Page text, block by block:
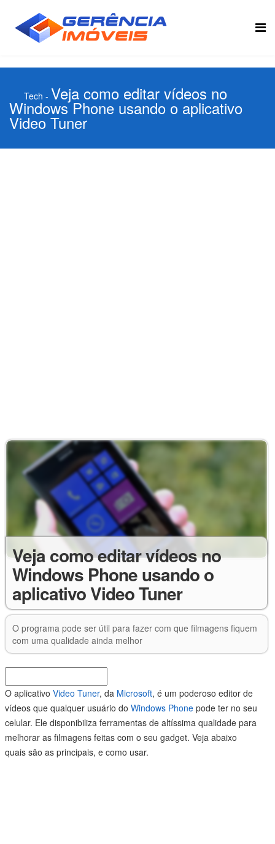
Tech - Veja como editar vídeos no
Windows Phone usando o aplicativo
Video Tuner
Veja como editar vídeos no
Windows Phone usando o
aplicativo Video Tuner
O programa pode ser útil para fazer com que filmagens fiquem
com uma qualidade ainda melhor
O aplicativo Video Tuner, da Microsoft, é um poderoso editor de
vídeos que qualquer usuário do Windows Phone pode ter no seu
celular. Ele disponibiliza ferramentas de altíssima qualidade para
melhorar as filmagens feitas com o seu gadget. Veja abaixo
quais são as principais, e como usar.